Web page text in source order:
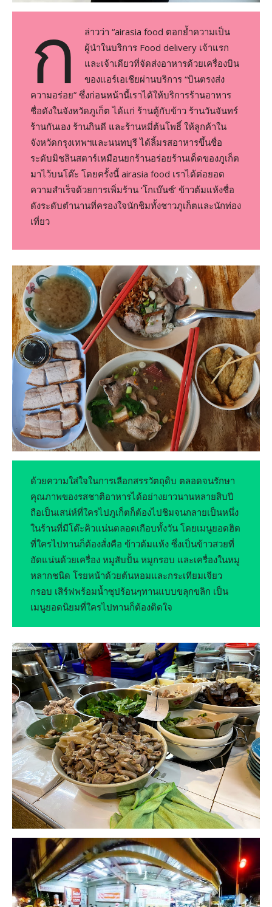
ก
ล่าวว่า “airasia food ตอกย้ำความเป็น
ผู้นำในบริการ Food delivery เจ้าแรก
และเจ้าเดียวที่จัดส่งอาหารด้วยเครื่องบิน
ของแอร์เอเชียผ่านบริการ “บินตรงส่ง
ความอร่อย” ซึ่งก่อนหน้านี้เราได้ให้บริการร้านอาหาร
ชื่อดังในจังหวัดภูเก็ต ได้แก่ ร้านตู้กับข้าว ร้านวันจันทร์
ร้านกันเอง ร้านกินดี และร้านหมี่ต้นโพธิ์ ให้ลูกค้าใน
จังหวัดกรุงเทพฯและนนทบุรี ได้ลิ้มรสอาหารขึ้นชื่อ
ระดับมิชลินสตาร์เหมือนยกร้านอร่อยร้านเด็ดของภูเก็ต
มาไว้บนโต๊ะ โดยครั้งนี้ airasia food เราได้ต่อยอด
ความสำเร็จด้วยการเพิ่มร้าน ‘โกเบ๊นซ์’ ข้าวต้มแห้งชื่อ
ดังระดับตำนานที่ครองใจนักชิมทั้งชาวภูเก็ตและนักท่อง
เที่ยว
ด้วยความใส่ใจในการเลือกสรรวัตถุดิบ ตลอดจนรักษา
คุณภาพของรสชาติอาหารได้อย่างยาวนานหลายสิบปี
ถือเป็นเสน่ห์ที่ใครไปภูเก็ตก็ต้องไปชิมจนกลายเป็นหนึ่ง
ในร้านที่มีโต๊ะคิวแน่นตลอดเกือบทั้งวัน โดยเมนูยอดฮิต
ที่ใครไปทานก็ต้องสั่งคือ ข้าวต้มแห้ง ซึ่งเป็นข้าวสวยที่
อัดแน่นด้วยเครื่อง หมูสับปั้น หมูกรอบ และเครื่องในหมู
หลากชนิด โรยหน้าด้วยต้นหอมและกระเทียมเจียว
กรอบ เสิร์ฟพร้อมน้ำซุปร้อนๆทานแบบขลุกขลิก เป็น
เมนูยอดนิยมที่ใครไปทานก็ต้องติดใจ